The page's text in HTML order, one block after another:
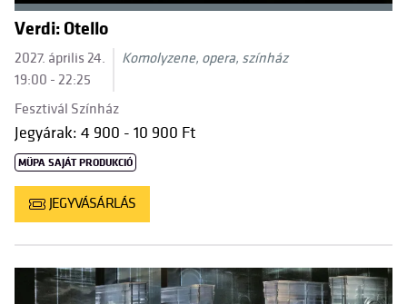
Verdi: Otello
2027. április 24.
19:00 - 22:25
Komolyzene, opera, színház
Fesztivál Színház
Jegyárak: 4 900 - 10 900 Ft
MÜPA SAJÁT PRODUKCIÓ
JEGYVÁSÁRLÁS